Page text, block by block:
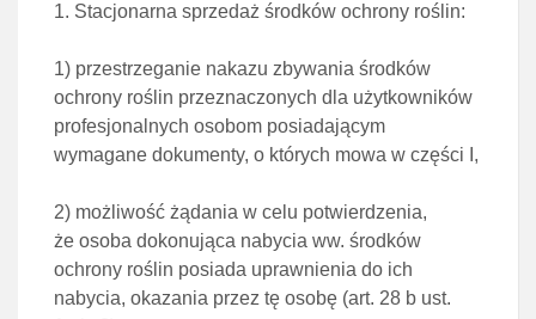
1. Stacjonarna sprzedaż środków ochrony roślin:
1) przestrzeganie nakazu zbywania środków
ochrony roślin przeznaczonych dla użytkowników
profesjonalnych osobom posiadającym
wymagane dokumenty, o których mowa w części I ,
2) możliwość żądania w celu potwierdzenia,
że osoba dokonująca nabycia ww. środków
ochrony roślin posiada uprawnienia do ich
nabycia, okazania przez tę osobę (art. 28 b ust.